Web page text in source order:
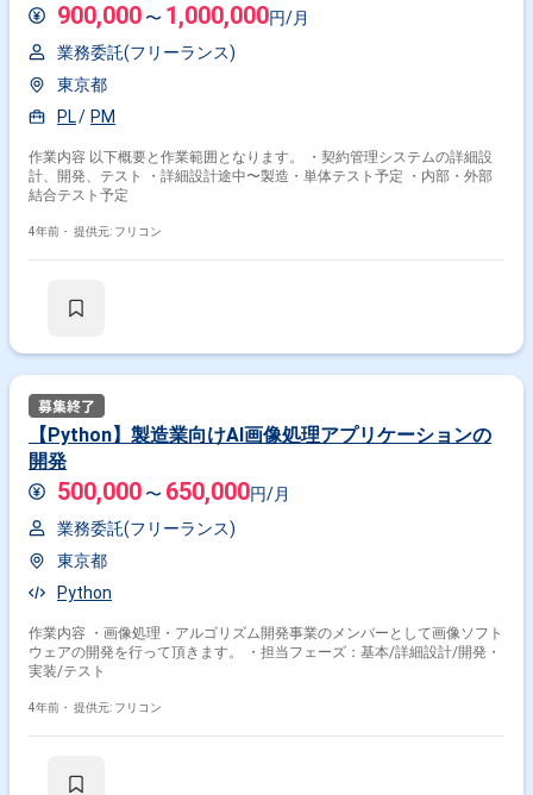
900,000 〜 1,000,000円/月
業務委託(フリーランス)
東京都
PL
PM
作業内容 以下概要と作業範囲となります。 ・契約管理システムの詳細設
計、開発、テスト ・詳細設計途中〜製造・単体テスト予定 ・内部・外部
結合テスト予定
4年前・ 提供元: フリコン
【Python】製造業向けAI画像処理アプリケーションの
開発
500,000 〜 650,000円/月
業務委託(フリーランス)
東京都
Python
作業内容 ・画像処理・アルゴリズム開発事業のメンバーとして画像ソフト
ウェアの開発を行って頂きます。 ・担当フェーズ：基本/詳細設計/開発・
実装/テスト
4年前・ 提供元: フリコン